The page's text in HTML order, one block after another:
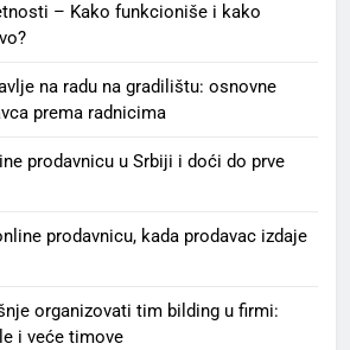
– Kako funkcioniše i kako
na radu na gradilištu: osnovne
prema radnicima
prodavnicu u Srbiji i doći do prve
prodavnicu, kada prodavac izdaje
organizovati tim bilding u firmi:
i veće timove